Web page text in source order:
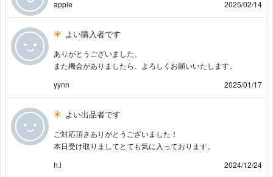
apple 2025/02/14
よい購入者です
ありがとうございました。
また機会がありましたら、よろしくお願いいたします。
yynn
2025/01/17
よい出品者です
ご対応頂きありがとうございました！
本日受け取りましてとても気に入っております。
h.i
2024/12/24